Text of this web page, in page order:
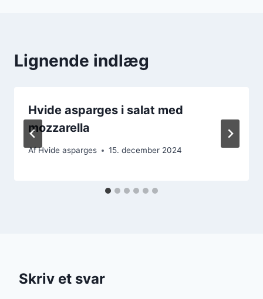
Lignende indlæg
Hvide asparges i salat med
mozzarella
AfHvide asparges 15. december 2024
Skriv et svar